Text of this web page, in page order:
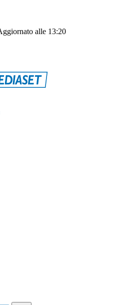
alle 13:20